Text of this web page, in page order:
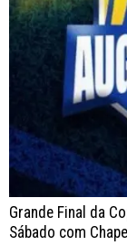
Grande Final da
Sábado com